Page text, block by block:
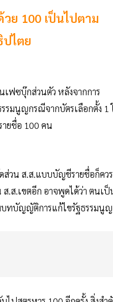
ย 100 เป็นไปตาม
ไตย
เฟซบุ๊กส่วนตัว หลังจากการ
รมนูญกรณีจากบัตรเลือกตั้ง 1
ยชื่อ 100 คน
ส่วน ส.ส.แบบบัญชีรายชื่อก็ควร
.ส.เขตอีก อาจพูดได้ว่า ตนเ
ทบัญญัติการแก้ไขรัฐธรรมนูญ